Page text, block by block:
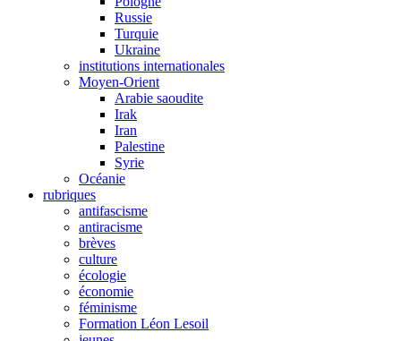
Russie
Turquie
Ukraine
institutions internationales
Moyen-Orient
Arabie saoudite
Irak
Iran
Palestine
Syrie
Océanie
rubriques
antifascisme
antiracisme
brèves
culture
écologie
économie
féminisme
Formation Léon Lesoil